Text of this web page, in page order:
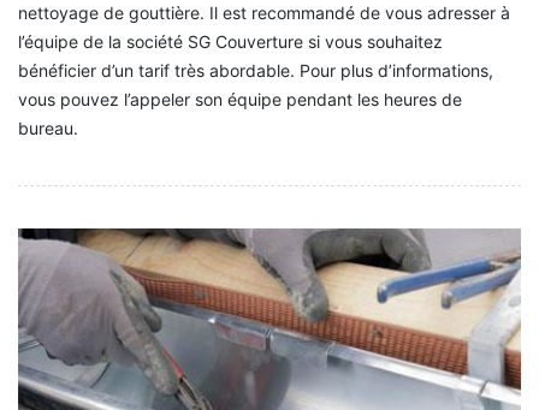
nettoyage de gouttière. Il est recommandé de vous adresser à
l’équipe de la société SG Couverture si vous souhaitez
bénéficier d’un tarif très abordable. Pour plus d’informations,
vous pouvez l’appeler son équipe pendant les heures de
bureau.